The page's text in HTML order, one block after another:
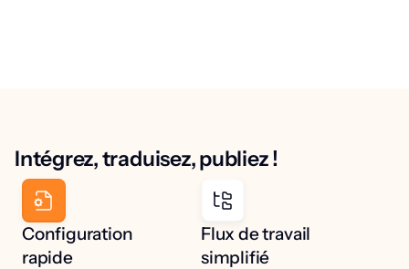
Intégrez, traduisez, publiez !
Configuration
rapide
Flux de travail
simplifié